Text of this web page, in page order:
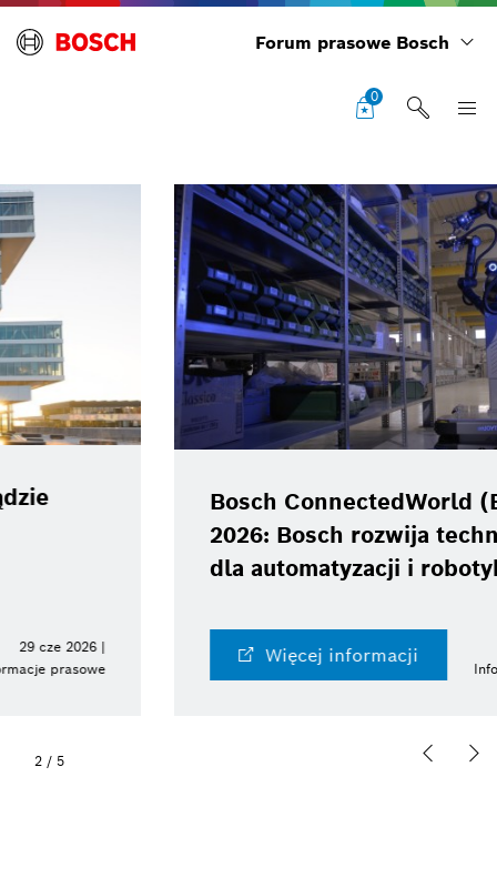
Forum prasowe Bosch
0
Bosch ConnectedWorld (BCW)
2026: Bosch rozwija technologie
dla automatyzacji i robotyki
Więcej informacji
10 cze 2026 |
Informacje prasowe
2 / 5